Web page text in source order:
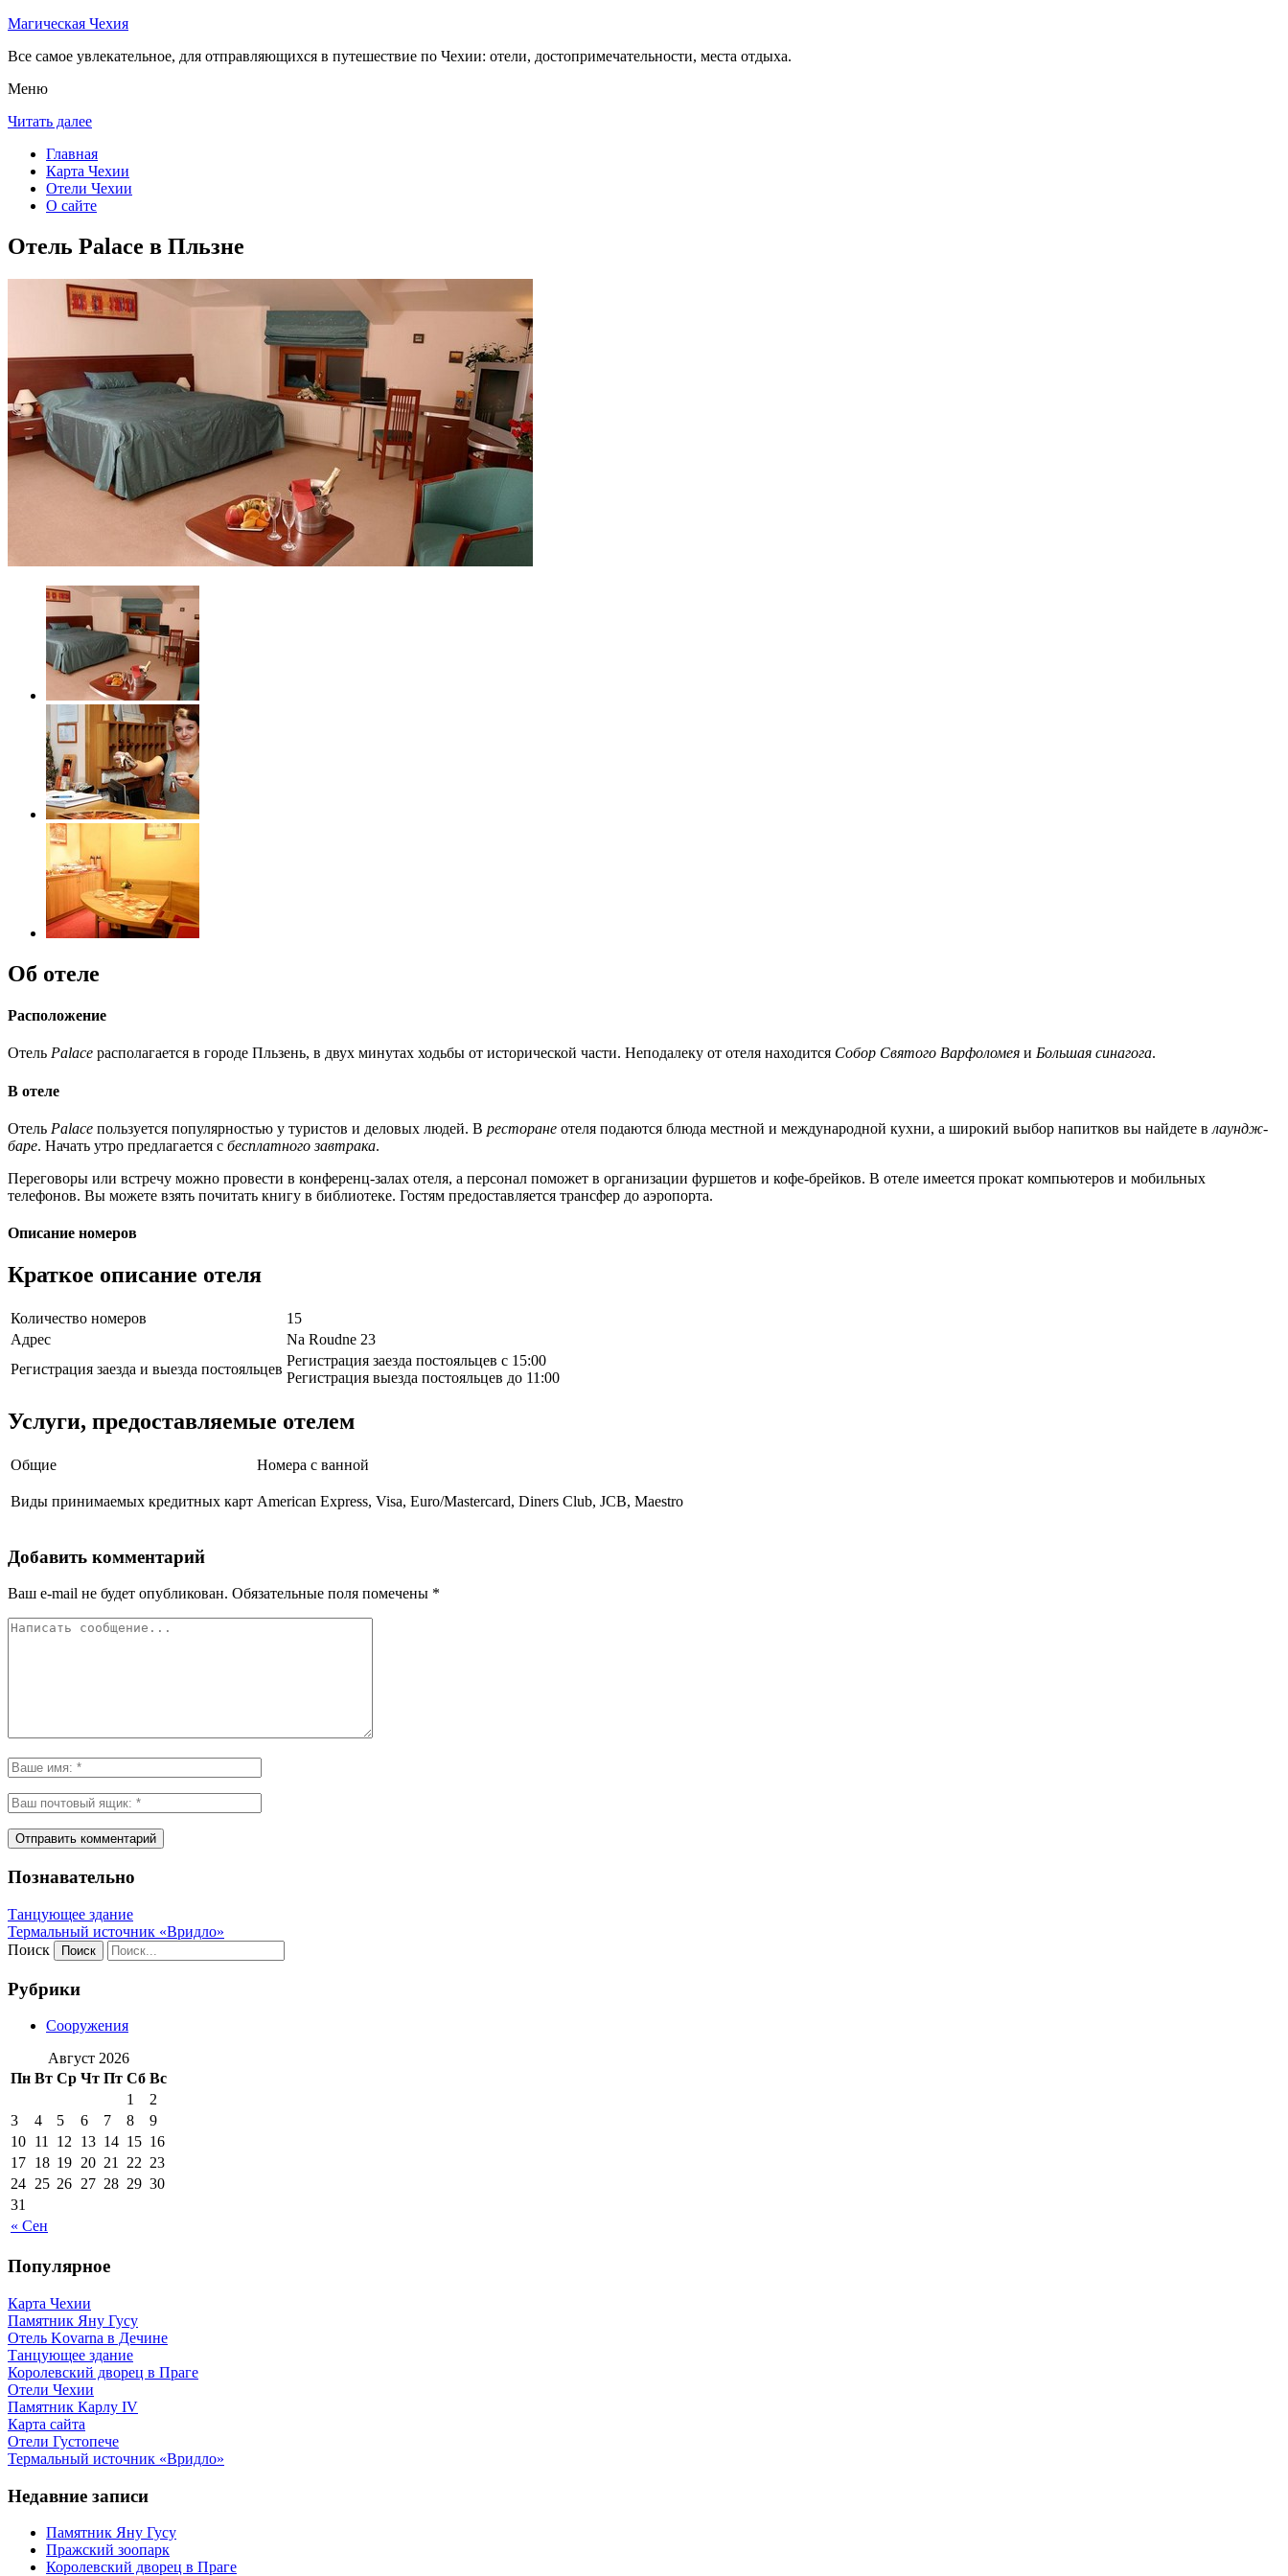
Магическая Чехия
Все самое увлекательное, для отправляющихся в путешествие по Чехии: отели, достопримечательности, места отдыха.
Меню
Читать далее
Главная
Карта Чехии
Отели Чехии
О сайте
Отель Palace в Пльзне
Об отеле
Расположение
Отель Palace располагается в городе Пльзень, в двух минутах ходьбы от исторической части. Неподалеку от отеля находится Собор Святого Варфоломея и Большая синагога.
В отеле
Отель Palace пользуется популярностью у туристов и деловых людей. В ресторане отеля подаются блюда местной и международной кухни, а широкий выбор напитков вы найдете в лаундж-
баре. Начать утро предлагается с бесплатного завтрака.
Переговоры или встречу можно провести в конференц-залах отеля, а персонал поможет в организации фуршетов и кофе-брейков. В отеле имеется прокат компьютеров и мобильных
телефонов. Вы можете взять почитать книгу в библиотеке. Гостям предоставляется трансфер до аэропорта.
Описание номеров
Краткое описание отеля
Количество номеров
15
Адрес
Na Roudne 23
Регистрация заезда и выезда постояльцев
Регистрация заезда постояльцев с 15:00
Регистрация выезда постояльцев до 11:00
Услуги, предоставляемые отелем
Общие Номера с ванной
Виды принимаемых кредитных карт American Express, Visa, Euro/Mastercard, Diners Club, JCB, Maestro
Добавить комментарий
Ваш e-mail не будет опубликован. Обязательные поля помечены *
Познавательно
Танцующее здание
Термальный источник «Вридло»
Поиск
Рубрики
Сооружения
Август 2026
Пн Вт Ср Чт Пт Сб Вс
« Сен
1
2
3
4 5 6 7 8
9
10 11 12 13 14 15 16
17 18 19 20 21 22 23
24 25 26 27 28 29 30
31
Популярное
Карта Чехии
Памятник Яну Гусу
Отель Kovarna в Дечине
Танцующее здание
Королевский дворец в Праге
Отели Чехии
Памятник Карлу IV
Карта сайта
Отели Густопече
Термальный источник «Вридло»
Недавние записи
Памятник Яну Гусу
Пражский зоопарк
Королевский дворец в Праге